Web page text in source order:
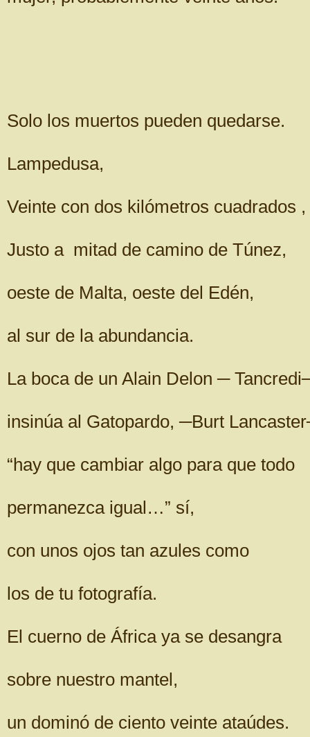
Solo los muertos pueden quedarse.
Lampedusa,
Veinte con dos kilómetros cuadrados ,
Justo a mitad de camino de Túnez,
oeste de Malta, oeste del Edén,
al sur de la abundancia.
La boca de un Alain Delon ─
insinúa al Gatopardo, ─Burt
“hay que cambiar algo para que todo
permanezca igual…” sí,
con unos ojos tan azules como
los de tu fotografía.
El cuerno de África ya se desangra
sobre nuestro mantel,
un dominó de ciento veinte ataúdes.